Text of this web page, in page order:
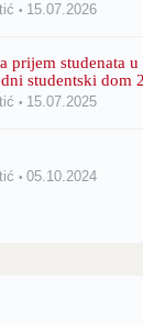
15.07.2026
prijem studenata
studentski dom
15.07.2025
05.10.2024